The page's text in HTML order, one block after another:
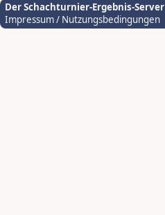
Der Schachturnier-Ergebnis-Server
Impressum / Nutzungsbedingungen